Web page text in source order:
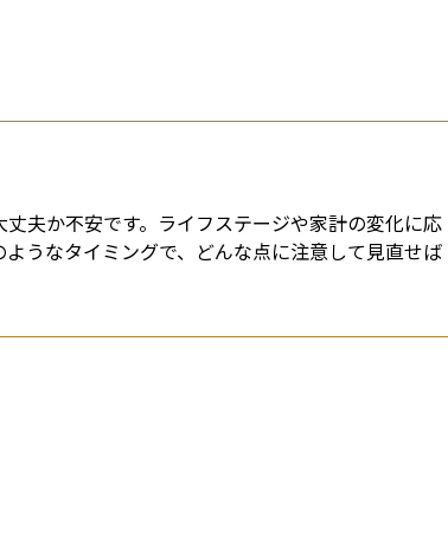
夫か不安です。ライフステージや家計の変化に応
うなタイミングで、どんな点に注意して見直せば